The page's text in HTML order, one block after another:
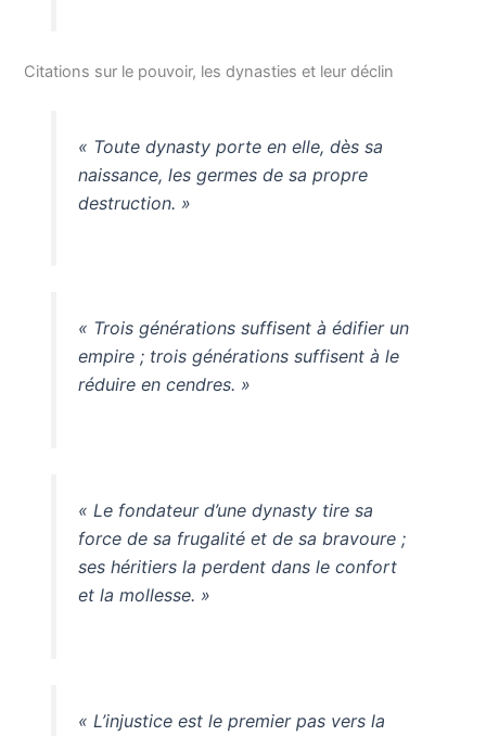
Citations sur le pouvoir, les dynasties et leur déclin
« Toute dynasty porte en elle, dès sa
naissance, les germes de sa propre
destruction. »
« Trois générations suffisent à édifier un
empire ; trois générations suffisent à le
réduire en cendres. »
« Le fondateur d’une dynasty tire sa
force de sa frugalité et de sa bravoure ;
ses héritiers la perdent dans le confort
et la mollesse. »
« L’injustice est le premier pas vers la